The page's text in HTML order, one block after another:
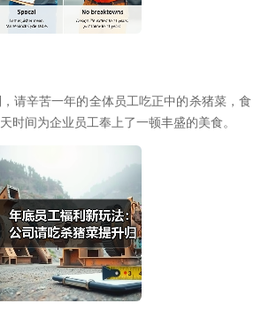
辛苦一年的全体员工吃正中的杀猪菜，食
时间为企业员工奉上了一顿丰盛的美食。